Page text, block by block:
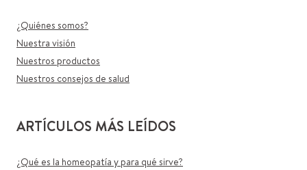
¿Quiénes somos?
Nuestra visión
Nuestros productos
Nuestros consejos de salud
ARTÍCULOS MÁS LEÍDOS
¿Qué es la homeopatía y para qué sirve?